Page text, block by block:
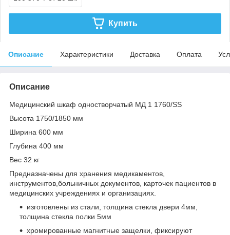
Купить
Описание Характеристики Доставка Оплата
Описание
Медицинский шкаф одностворчатый МД 1 1760/SS
Высота 1750/1850 мм
Ширина 600 мм
Глубина 400 мм
Вес 32 кг
Предназначены для хранения медикаментов,
инструментов,больничных документов, карточек пациентов в
медицинских учреждениях и организациях.
изготовлены из стали, толщина стекла двери 4мм,
толщина стекла полки 5мм
хромированные магнитные защелки, фиксируют